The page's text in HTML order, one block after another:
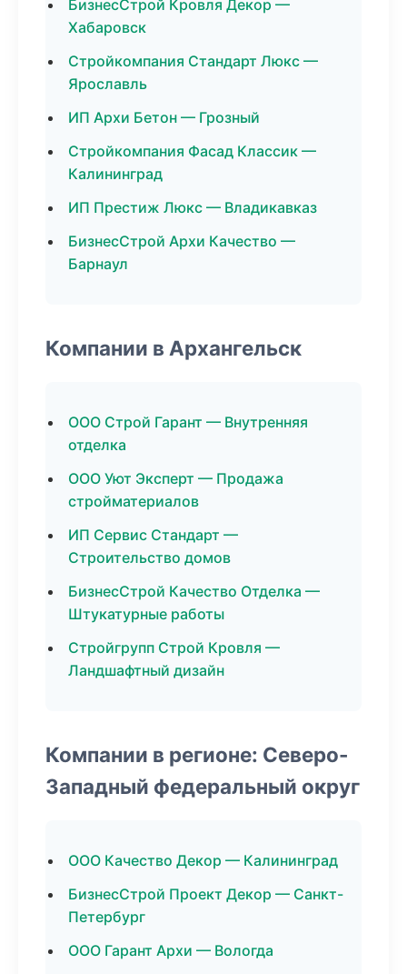
БизнесСтрой Кровля Декор —
Хабаровск
Стройкомпания Стандарт Люкс —
Ярославль
ИП Архи Бетон — Грозный
Стройкомпания Фасад Классик —
Калининград
ИП Престиж Люкс — Владикавказ
БизнесСтрой Архи Качество —
Барнаул
Компании в Архангельск
ООО Строй Гарант — Внутренняя
отделка
ООО Уют Эксперт — Продажа
стройматериалов
ИП Сервис Стандарт —
Строительство домов
БизнесСтрой Качество Отделка —
Штукатурные работы
Стройгрупп Строй Кровля —
Ландшафтный дизайн
Компании в регионе: Северо-
Западный федеральный округ
ООО Качество Декор — Калининград
БизнесСтрой Проект Декор — Санкт-
Петербург
ООО Гарант Архи — Вологда